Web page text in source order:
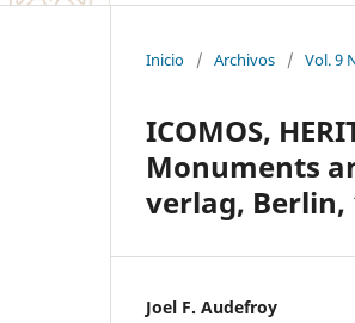
Inicio / Archivos / Vol. 9
ICOMOS,
Monuments
verlag, Berlin,
Joel F. Audefroy